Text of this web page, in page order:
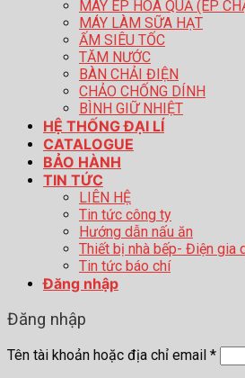
MÁY ÉP HOA QUẢ (ÉP
MÁY LÀM SỮA HẠT
ẤM SIÊU TỐC
TĂM NƯỚC
BÀN CHẢI ĐIỆN
CHẢO CHỐNG DÍNH
BÌNH GIỮ NHIỆT
HỆ THỐNG ĐẠI LÍ
CATALOGUE
BẢO HÀNH
TIN TỨC
LIÊN HỆ
Tin tức công ty
Hướng dẫn nấu ăn
Thiết bị nhà bếp- Điện gia
Tin tức báo chí
Đăng nhập
Đăng nhập
Tên tài khoản hoặc địa chỉ email *